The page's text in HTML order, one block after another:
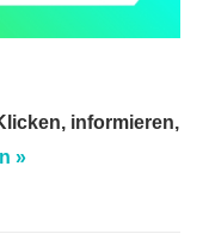
informieren,
»